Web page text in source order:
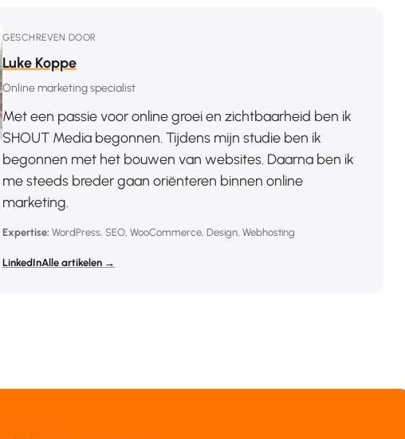
GESCHREVEN DOOR
Luke Koppe
Online marketing specialist
Met een passie voor online groei en zichtbaarheid ben ik
SHOUT Media begonnen. Tijdens mijn studie ben ik
begonnen met het bouwen van websites. Daarna ben ik
me steeds breder gaan oriënteren binnen online
marketing.
Expertise: WordPress, SEO, WooCommerce, Design, Webhosting
LinkedInAlle artikelen →